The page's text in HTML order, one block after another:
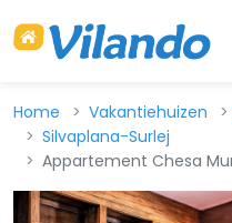
Home Vakantiehuizen
Silvaplana-Surlej
Appartement Chesa